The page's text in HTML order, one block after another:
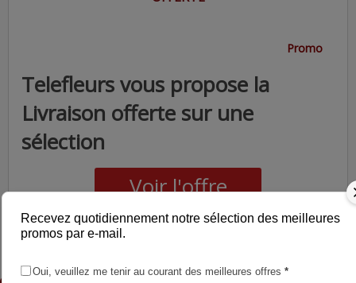
Promo
Telefleurs vous propose la
Livraison offerte sur une
sélection
Voir l'offre
Profitez de la livraison offerte avec cette promo valable chez
Recevez quotidiennement notre sélection des meilleures
promos par e-mail.
Oui, veuillez me tenir au courant des meilleures offres *